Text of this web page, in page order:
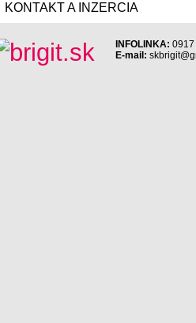
KONTAKT A INZERCIA
INFOLINKA: 0917
E-mail: